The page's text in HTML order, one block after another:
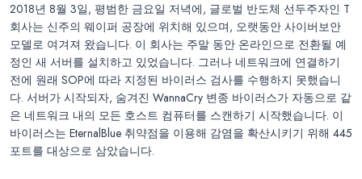
2018년 8월 3일, 평범한 금요일 저녁에, 글로벌 반도체 선두주자인 T
회사는 신주의 웨이퍼 공장에 위치해 있으며, 오랫동안 사이버보안
모델로 여겨져 왔습니다. 이 회사는 주말 동안 온라인으로 전환될 예
정인 새 서버를 설치하고 있었습니다. 그러나 네트워크에 연결하기
전에 원래 SOP에 따라 지정된 바이러스 검사를 수행하지 못했습니
다. 서버가 시작되자, 숨겨진 WannaCry 변종 바이러스가 자동으로 같
은 네트워크 내의 모든 호스트 컴퓨터를 스캔하기 시작했습니다. 이
바이러스는 EternalBlue 취약점을 이용해 감염을 확산시키기 위해 445
포트를 대상으로 삼았습니다.